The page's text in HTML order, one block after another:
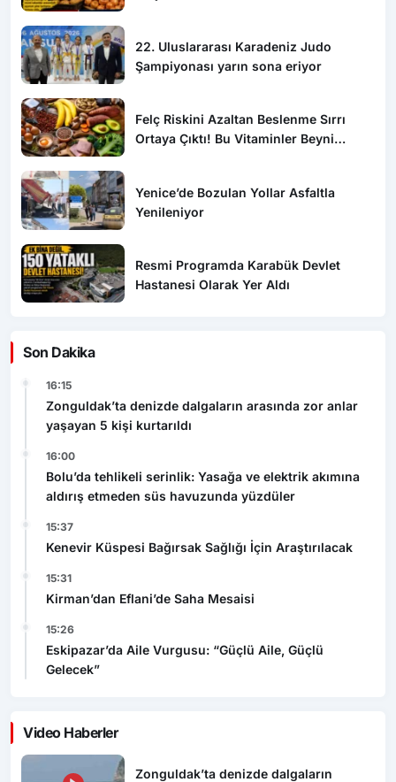
22. Uluslararası Karadeniz Judo
Şampiyonası yarın sona eriyor
Felç Riskini Azaltan Beslenme Sırrı
Ortaya Çıktı! Bu Vitaminler Beyni
Yenice’de Bozulan Yollar Asfaltla
Yenileniyor
Resmi Programda Karabük Devlet
Hastanesi Olarak Yer Aldı
Son Dakika
16:15
Zonguldak’ta denizde dalgaların arasında zor anlar
yaşayan 5 kişi kurtarıldı
16:00
Bolu’da tehlikeli serinlik: Yasağa ve elektrik akımına
aldırış etmeden süs havuzunda yüzdüler
15:37
Kenevir Küspesi Bağırsak Sağlığı İçin Araştırılacak
15:31
Kirman’dan Eflani’de Saha Mesaisi
15:26
Eskipazar’da Aile Vurgusu: “Güçlü Aile, Güçlü
Gelecek”
Video Haberler
Zonguldak’ta denizde dalgaların